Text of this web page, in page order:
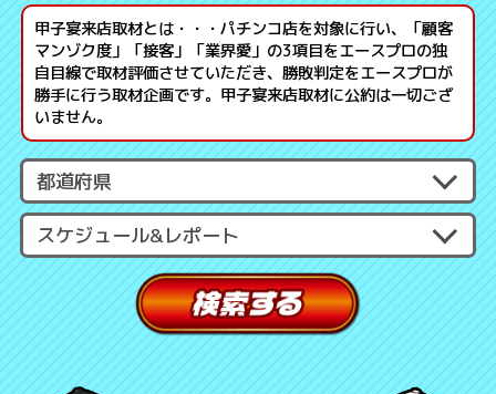
甲子宴来店取材とは・・・パチンコ店を対象に行い、「顧客
マンゾク度」「接客」「業界愛」の3項目をエースプロの独
自目線で取材評価させていただき、勝敗判定をエースプロが
勝手に行う取材企画です。甲子宴来店取材に公約は一切ござ
いません。